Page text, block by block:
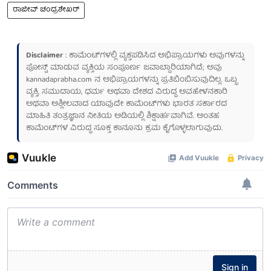
ರಾಜೀವ್‌ ಚಂದ್ರಶೇಖರ್‌
Disclaimer: ಕಾಮೆಂಟ್‌ಗಳಲ್ಲಿ ವ್ಯಕ್ತಪಡಿಸಿದ ಅಭಿಪ್ರಾಯಗಳು ಅವುಗಳನ್ನು
ಪೋಸ್ಟ್ ಮಾಡುವ ವ್ಯಕ್ತಿಯ ಸಂಪೂರ್ಣ ಜವಾಬ್ದಾರಿಯಾಗಿದೆ; ಅವು
kannadaprabha.com ನ ಅಭಿಪ್ರಾಯಗಳನ್ನು ಪ್ರತಿಬಿಂಬಿಸುವುದಿಲ್ಲ. ಒಬ್ಬ
ವ್ಯಕ್ತಿ, ಸಮುದಾಯ, ಧರ್ಮ ಅಥವಾ ದೇಶದ ವಿರುದ್ಧ ಅವಹೇಳನಕಾರಿ
ಅಥವಾ ಅಶ್ಲೀಲವಾದ ಯಾವುದೇ ಕಾಮೆಂಟ್‌ಗಳು ಭಾರತ ಸರ್ಕಾರದ
ಮಾಹಿತಿ ತಂತ್ರಜ್ಞಾನ ನೀತಿಯ ಅಡಿಯಲ್ಲಿ ಶಿಕ್ಷಾರ್ಹವಾಗಿವೆ. ಅಂತಹ
ಕಾಮೆಂಟ್‌ಗಳ ವಿರುದ್ಧ ಸೂಕ್ತ ಕಾನೂನು ಕ್ರಮ ಕೈಗೊಳ್ಳಲಾಗುವುದು.